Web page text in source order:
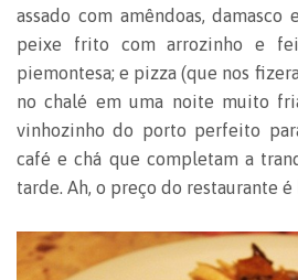
assado com amêndoas, damasco
peixe frito com arrozinho e
piemontesa; e pizza (que nos
no chalé em uma noite muito
vinhozinho do porto perfeito
café e chá que completam a
tarde. Ah, o preço do restaurante é